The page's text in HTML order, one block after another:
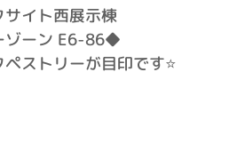
イト西展示棟
ゾーン E6-86◆
ストリーが目印です⭐